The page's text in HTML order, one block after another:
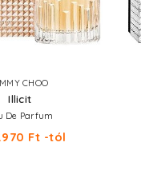
CHOO
Illicit
De Parfum
Ft -tól